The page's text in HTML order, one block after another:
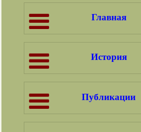
Главная
История
Публикации